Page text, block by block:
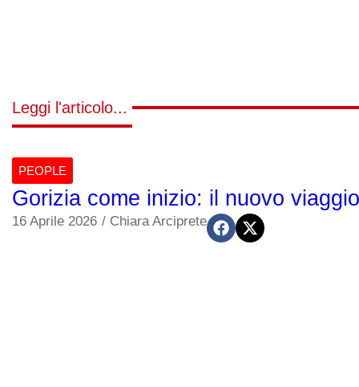
Leggi l'articolo...
PEOPLE
Gorizia come inizio: il nuovo
16 Aprile 2026 / Chiara Arciprete